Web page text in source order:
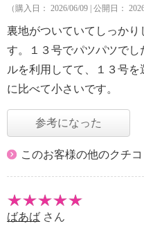
（購入日： 2026/06/09 | 公開日：
裏地がついていてしっか
す。１３号でパツパツで
ルを利用してて、１３号
に比べて小さいです。
参考になった
このお客様の他のクチ
ばあば さん